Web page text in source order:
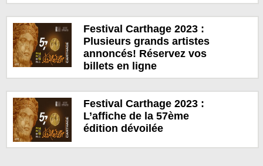
Festival Carthage 2023 :
Plusieurs grands artistes
annoncés! Réservez vos
billets en ligne
Festival Carthage 2023 :
L’affiche de la 57ème
édition dévoilée